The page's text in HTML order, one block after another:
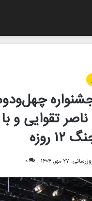
ناصر تقوایی و
۲۷ مهر, ۱۴۰۴ ۰